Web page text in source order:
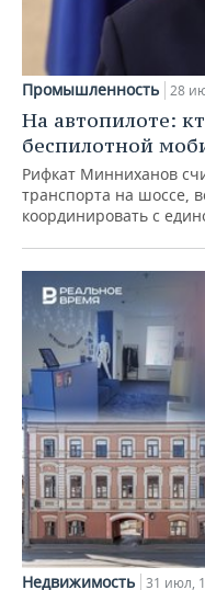
Промышленность 28
На автопилоте:
беспилотной
Рифкат Минниханов
транспорта на шоссе,
координировать с
Недвижимость 31 июл,